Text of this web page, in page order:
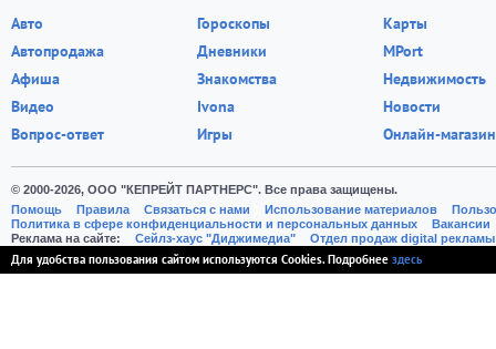
Авто
Автопродажа
Афиша
Видео
Вопрос-ответ
Гороскопы
Дневники
Знакомства
Ivona
Игры
Карты
MPort
Недвижимость
Новости
Онлайн-магазин
© 2000-2026, ООО "КЕПРЕЙТ ПАРТНЕРС". Все права защищены.
Помощь
Правила Связаться с нами Использование материалов
Политика в сфере конфиденциальности и персональных данных
Вакансии
Реклама на сайте:
Cейлз-хаус "Диджимедиа" Отдел продаж digital рекламы
Для удобства пользования сайтом используются Cookies. Подробнее здесь